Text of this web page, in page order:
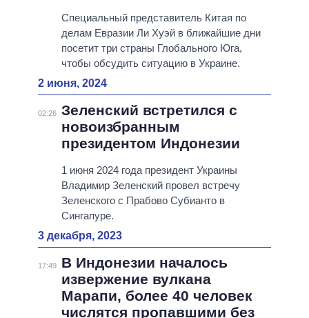
Специальный представитель Китая по
делам Евразии Ли Хуэй в ближайшие дни
посетит три страны Глобального Юга,
чтобы обсудить ситуацию в Украине.
2 июня, 2024
02:26 Зеленский встретился с
новоизбранным
президентом Индонезии
1 июня 2024 года президент Украины
Владимир Зеленский провел встречу
Зеленского с Прабово Субианто в
Сингапуре.
3 декабря, 2023
17:49
В Индонезии началось
извержение вулкана
Марапи, более 40 человек
числятся пропавшими без